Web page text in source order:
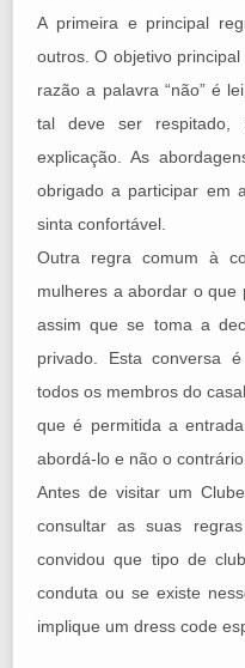
A primeira e principal
outros. O objetivo
razão a palavra “não” é
tal deve ser respitado,
explicação. As
obrigado a participar em
sinta confortável.
Outra regra comum à
mulheres a abordar o
assim que se toma a
privado. Esta conversa
todos os membros do
que é permitida a
abordá-lo e não o contrário.
Antes de visitar um
consultar as suas
convidou que tipo de
conduta ou se existe
implique um dress code